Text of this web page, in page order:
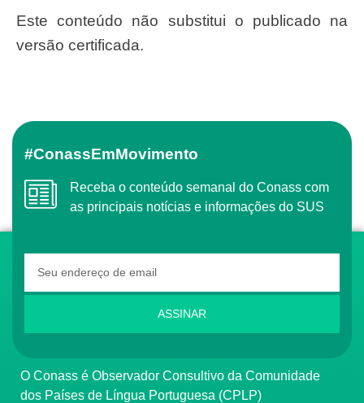
Este conteúdo não substitui o publicado na
versão certificada.
#ConassEmMovimento
Receba o conteúdo semanal do Conass com
as principais notícias e informações do SUS
ASSINAR
O Conass é Observador Consultivo da Comunidade
dos Países de Língua Portuguesa (CPLP)